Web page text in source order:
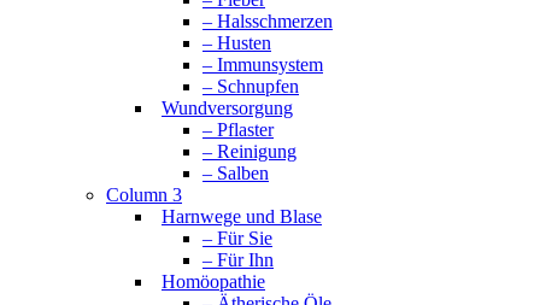
– Halsschmerzen
– Husten
– Immunsystem
– Schnupfen
Wundversorgung
– Pflaster
– Reinigung
– Salben
Column 3
Harnwege und Blase
– Für Sie
– Für Ihn
Homöopathie